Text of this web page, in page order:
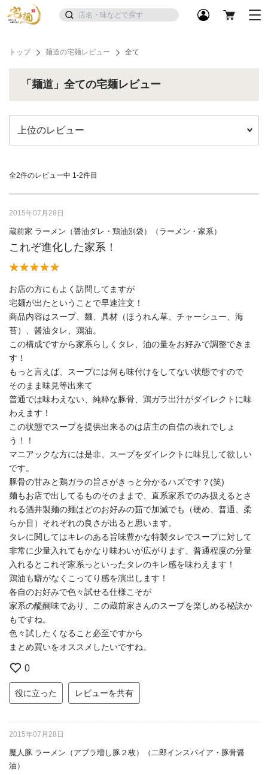
トップ 麺道の宅麺レビュー 全て
「麺道」全ての宅麺レビュー
全2件のレビュー中 1-2件目
2015年07月28日
蔵前家 ラーメン（醤油ダレ・鶏油別袋）（ラーメン・家系）
これぞ進化した家系！
お店の方にもよく訪問してますが
宅麺が出たということで早速注文！
商品内容はスープ、麺、具材（ほうれん草、チャーシュー、海
苔）、醤油タレ、鶏油。
この構成ですから家系らしくタレ、油の量をお好みで調整できま
す！
もっと言えば、スープには何も味付けをしてない状態ですので
そのまま味見等出来て
普通では味わえない、純粋な豚骨、鶏ガラ出汁がダイレクトに味
わえます！
この状態でスープを提供出来るのは店主の自信の表れでしょ
う！！
マニアックな方には是非、スープをダイレクトに味見して欲しい
です。
豚骨の甘みと鶏ガラの旨さがきっと分かるハズです？(笑)
麺もお店で出してるものそのままで、直系家系でのみ扱えるとさ
れる酒井製麺の麺はどのお好みの茹で加減でも（硬め、普通、柔
らか目）それぞれの良さが出ると思います。
タレに関してはキレのある旨味豊かな特製タレでスープに対して
非常に少量入れてもかなり味わいが広がります、普通程度の分量
入れるとこれぞ家系っといったタレのキレ感を味わえます！
鶏油も癖がなくこってり感を演出します！
各自のお好みで色々試せる仕様こそが
家系の醍醐味であり、この蔵前家さんのスープを楽しめる秘訣か
もですね。
色々試したくなること必至ですから
まとめ買いをオススメしたいですね。
0
役に立った レビューを共有
2015年07月28日
魔人豚 ラーメン（アブラ増し豚２枚）（二郎インスパイア・豚骨醤
油）